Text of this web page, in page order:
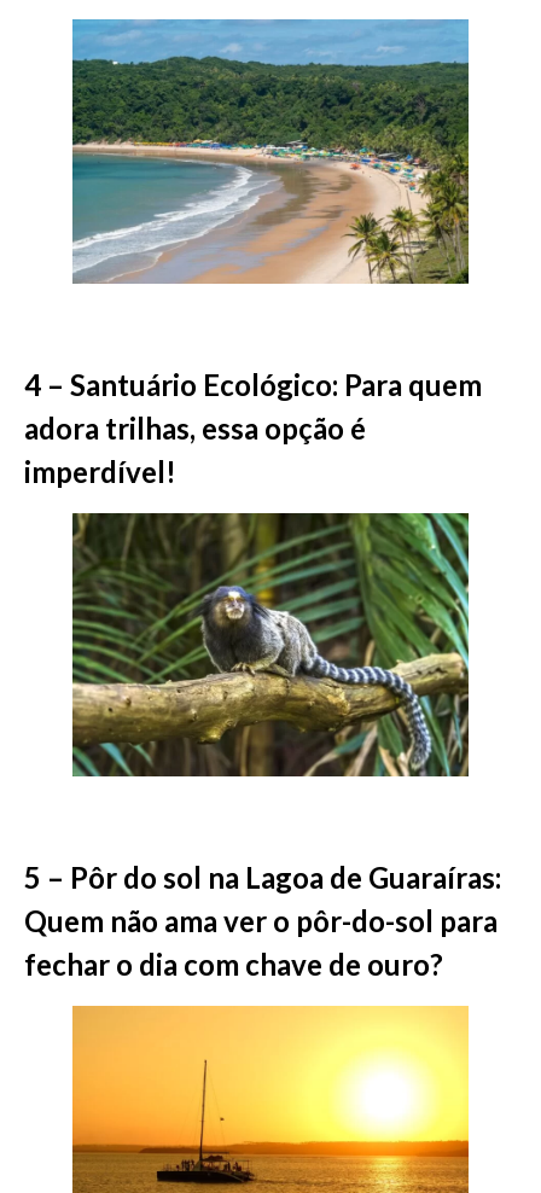
4 – Santuário Ecológico: Para quem
adora trilhas, essa opção é
imperdível!
5 – Pôr do sol na Lagoa de Guaraíras:
Quem não ama ver o pôr-do-sol para
fechar o dia com chave de ouro?